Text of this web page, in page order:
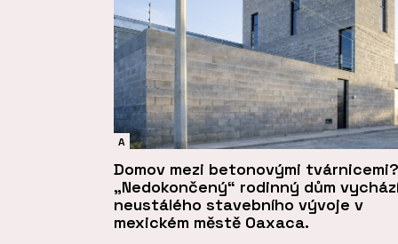
A
Domov mezi betonovými tvárnicemi?
„Nedokončený“ rodinný dům
neustálého stavebního vývoje v
mexickém městě Oaxaca.